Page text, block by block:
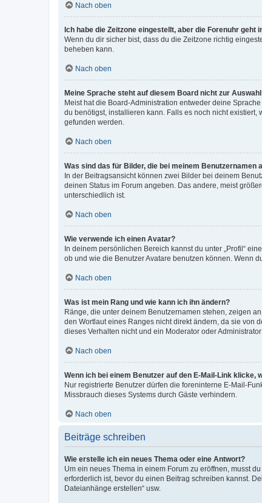
Nach oben
Ich habe die Zeitzone eingestellt, aber die Forenuhr geht
Wenn du dir sicher bist, dass du die Zeitzone richtig
beheben kann.
Nach oben
Meine Sprache steht auf diesem Board nicht zur
Meist hat die Board-Administration entweder deine
du benötigst, installieren kann. Falls es noch nicht
gefunden werden.
Nach oben
Was sind das für Bilder, die bei meinem Benutzernamen
In der Beitragsansicht können zwei Bilder bei deinem
deinen Status im Forum angeben. Das andere, meist
unterschiedlich ist.
Nach oben
Wie verwende ich einen Avatar?
In deinem persönlichen Bereich kannst du unter „Profil“
ob und wie die Benutzer Avatare benutzen können. Wenn
Nach oben
Was ist mein Rang und wie kann ich ihn ändern?
Ränge, die unter deinem Benutzernamen stehen, zeigen
den Wortlaut eines Ranges nicht direkt ändern, da sie von
dieses Verhalten nicht und ein Moderator oder
Nach oben
Wenn ich bei einem Benutzer auf den E-Mail-Link klicke,
Nur registrierte Benutzer dürfen die foreninterne E-Mail-
Missbrauch dieses Systems durch Gäste verhindern.
Nach oben
Beiträge schreiben
Wie erstelle ich ein neues Thema oder eine Antwort?
Um ein neues Thema in einem Forum zu eröffnen, musst
erforderlich ist, bevor du einen Beitrag schreiben kannst.
Dateianhänge erstellen“ usw.